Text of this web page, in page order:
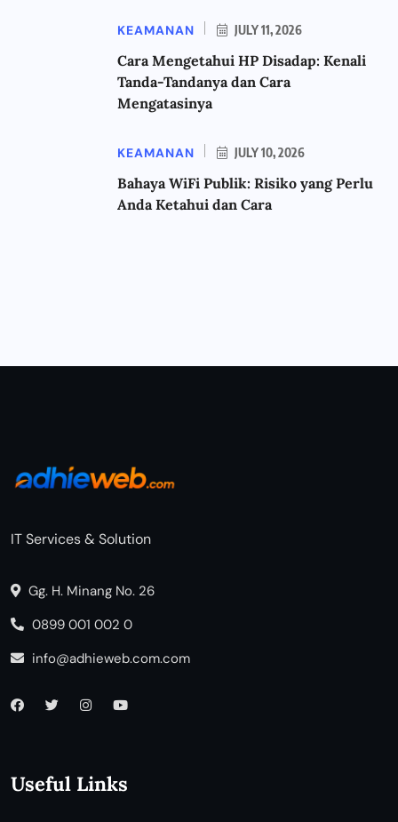
KEAMANAN JULY 11, 2026
Cara Mengetahui HP Disadap: Kenali
Tanda-Tandanya dan Cara
Mengatasinya
KEAMANAN JULY 10, 2026
Bahaya WiFi Publik: Risiko yang Perlu
Anda Ketahui dan Cara
IT Services & Solution
Gg. H. Minang No. 26
0899 001 002 0
info@adhieweb.com.com
Useful Links